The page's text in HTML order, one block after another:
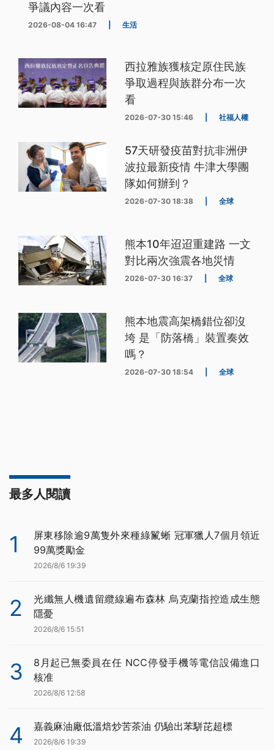
爭議內容一次看
2026-08-04 16:47 生活
西拉雅族獲核定原住民族
爭取過程與族群分布一次
看
2026-07-30 15:46 社福人權
57天研發疫苗對抗非洲伊
波拉最新疫情 牛津大學團
隊如何辦到？
2026-07-30 18:38 全球
熊本10年迢迢重建路 一文
對比兩次強震各地災情
2026-07-30 16:37 全球
熊本地震高架橋錯位卻沒
垮 是「防落橋」裝置奏效
嗎？
2026-07-30 18:54 全球
最多人閱讀
1
屏東移除逾9萬隻外來種綠鬣蜥 冠軍獵人7個月領近
99萬獎勵金
2026/8/6 19:39
2
光纖無人機遺留纜線遍布森林 烏克蘭指控造成生態
隱憂
2026/8/6 15:51
3
8月起已無委員在任 NCC停發手機等電信設備進口
核准
2026/8/6 12:58
4 嘉義麻油廠低溫焙炒苦茶油 仍驗出苯駢芘超標
2026/8/6 19:39